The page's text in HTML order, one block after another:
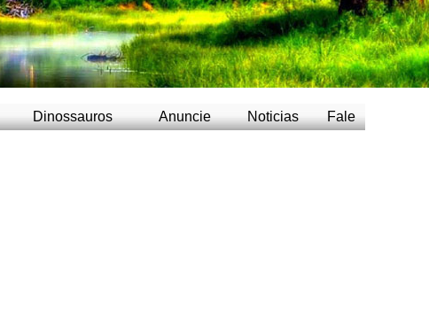
Dinossauros Anuncie Noticias Fale